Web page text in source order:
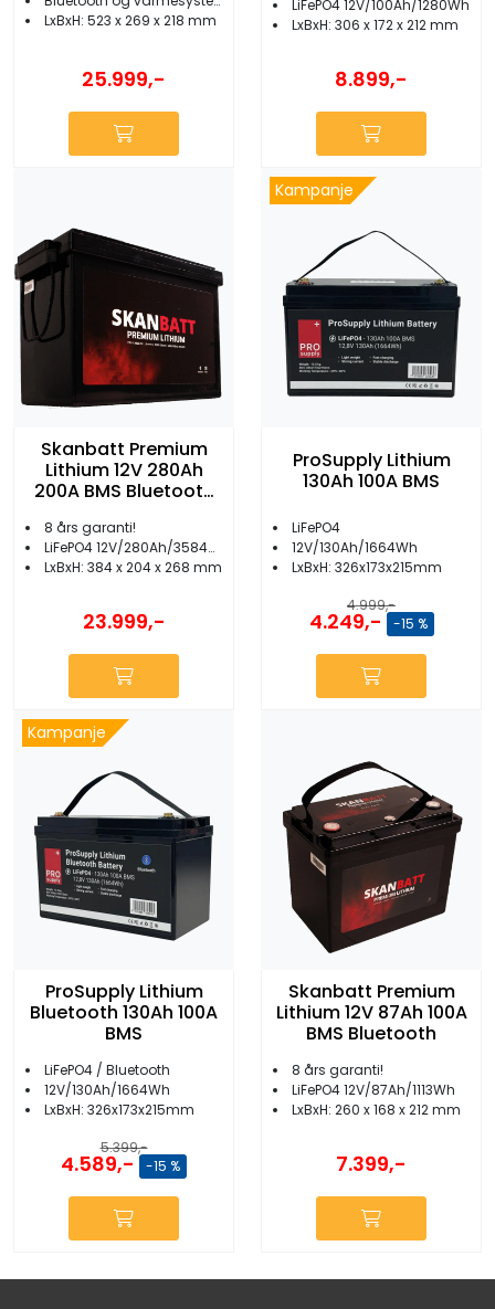
LxBxH: 523 x 269 x 218 mm
25.999,-
LiFePO4 12V/100Ah/1280Wh
LxBxH: 306 x 172 x 212 mm
8.899,-
Skanbatt Premium
Lithium 12V 280Ah
200A BMS Bluetooth
8 års garanti!
LiFePO4 12V/280Ah/3584Wh
LxBxH: 384 x 204 x 268 mm
23.999,-
Kampanje
ProSupply Lithium
130Ah 100A BMS
LiFePO4
12V/130Ah/1664Wh
LxBxH: 326x173x215mm
4.999,-
4.249,- -15 %
Kampanje
ProSupply Lithium
Bluetooth 130Ah 100A
BMS
LiFePO4 / Bluetooth
12V/130Ah/1664Wh
LxBxH: 326x173x215mm
5.399,-
4.589,- -15 %
Skanbatt Premium
Lithium 12V 87Ah 100A
BMS Bluetooth
8 års garanti!
LiFePO4 12V/87Ah/1113Wh
LxBxH: 260 x 168 x 212 mm
7.399,-